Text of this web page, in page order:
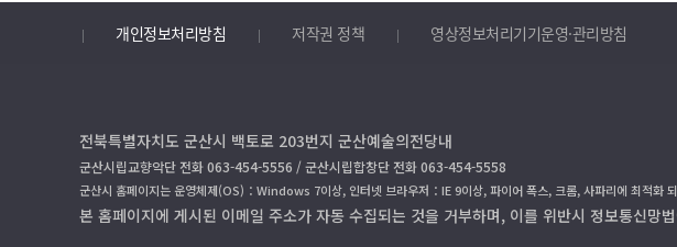
개인정보처리방침 저작권 정책 영상정보처리기기운영·관리방침
전북특별자치도 군산시 백토로 203번지 군산예술의전당내
군산시립교향악단 전화 063-454-5556 / 군산시립합창단 전화 063-454-5558
군산시 홈페이지는 운영체제(OS)：Windows 7이상, 인터넷 브라우저：IE 9이상, 파이어 폭스, 크롬, 사파리에 최적화
본 홈페이지에 게시된 이메일 주소가 자동 수집되는 것을 거부하며, 이를 위반시 정보통신망